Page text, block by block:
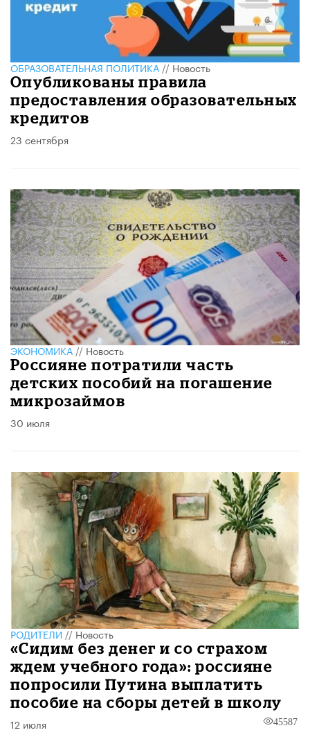
ОБРАЗОВАТЕЛЬНАЯ ПОЛИТИКА//Новость
Опубликованы правила
предоставления образовательных
кредитов
23 сентября
ЭКОНОМИКА//Новость
Россияне потратили часть
детских пособий на погашение
микрозаймов
30 июля
РОДИТЕЛИ//Новость
«Сидим без денег и со страхом
ждем учебного года»: россияне
попросили Путина выплатить
пособие на сборы детей в школу
12 июля 45587